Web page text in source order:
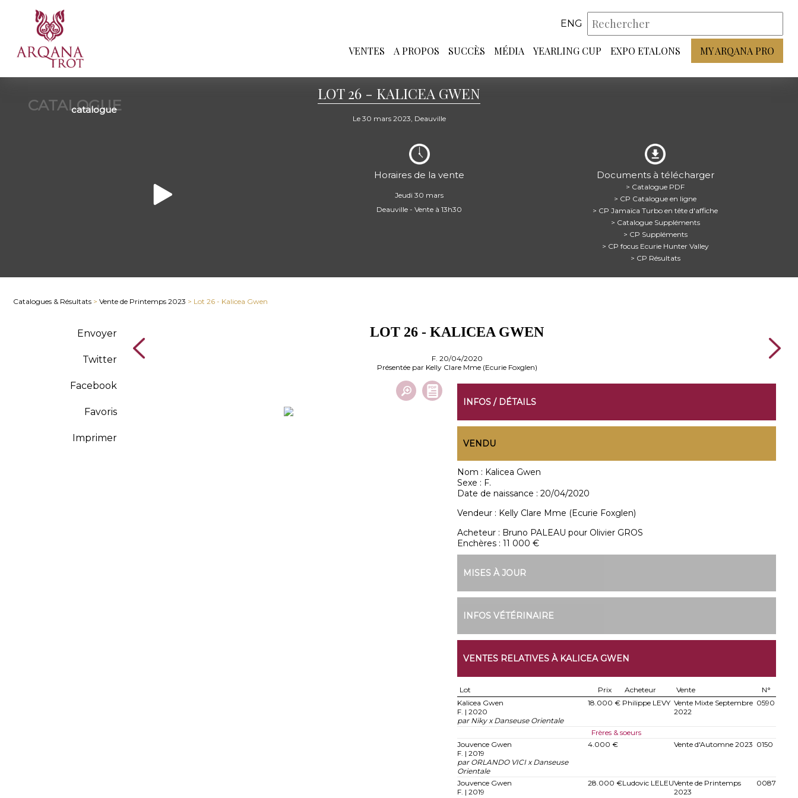
ENG
VENTES A PROPOS SUCCÈS MÉDIA YEARLING CUP EXPO ETALONS MY ARQANA PRO
CATALOGUE
catalogue
LOT 26 - KALICEA GWEN
Le 30 mars 2023, Deauville
Horaires de la vente
Jeudi 30 mars
Deauville - Vente à 13h30
Documents à télécharger
> Catalogue PDF
> CP Catalogue en ligne
> CP Jamaïca Turbo en tête d'affiche
> Catalogue Suppléments
> CP Suppléments
> CP focus Ecurie Hunter Valley
> CP Résultats
Catalogues & Résultats > Vente de Printemps 2023 > Lot 26 - Kalicea Gwen
Envoyer
Twitter
Facebook
Favoris
Imprimer
LOT 26 - KALICEA GWEN
F. 20/04/2020
Présentée par Kelly Clare Mme (Ecurie Foxglen)
INFOS / DÉTAILS
VENDU
Nom : Kalicea Gwen
Sexe : F.
Date de naissance : 20/04/2020
Vendeur : Kelly Clare Mme (Ecurie Foxglen)
Acheteur : Bruno PALEAU pour Olivier GROS
Enchères : 11 000 €
MISES À JOUR
INFOS VÉTÉRINAIRE
VENTES RELATIVES À KALICEA GWEN
Lot Prix Acheteur Vente
N°
Kalicea Gwen
F. | 2020
par Niky x Danseuse Orientale
18.000 € Philippe LEVY Vente Mixte Septembre
2022
0590
Frères & soeurs
Jouvence Gwen
F. | 2019
par ORLANDO VICI x Danseuse
Orientale
4.000 € Vente d'Automne 2023 0150
Jouvence Gwen
F. | 2019
28.000 €Ludovic LELEUVente de Printemps
2023
0087